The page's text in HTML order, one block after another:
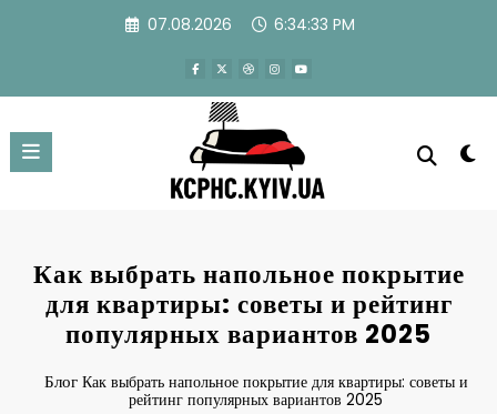
07.08.2026 6:34:34 PM
Как выбрать напольное покрытие
для квартиры: советы и рейтинг
популярных вариантов 2025
Блог Как выбрать напольное покрытие для квартиры: советы и
рейтинг популярных вариантов 2025